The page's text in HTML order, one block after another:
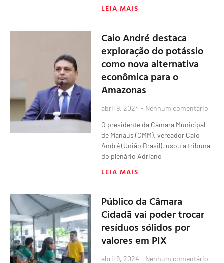
LEIA MAIS
Caio André destaca
exploração do potássio
como nova alternativa
econômica para o
Amazonas
abril 9, 2024 Nenhum comentário
O presidente da Câmara Municipal
de Manaus (CMM), vereador Caio
André (União Brasil), usou a tribuna
do plenário Adriano
LEIA MAIS
Público da Câmara
Cidadã vai poder trocar
resíduos sólidos por
valores em PIX
abril 9, 2024 Nenhum comentário